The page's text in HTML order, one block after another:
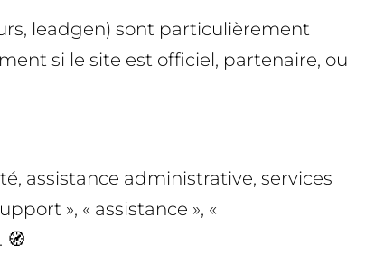
leadgen) sont particulièrement
si le site est officiel, partenaire, ou
assistance administrative, services
», « assistance », «
🧭